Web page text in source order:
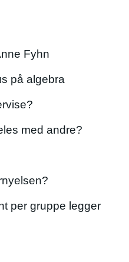
Fyhn
på algebra
med andre?
per gruppe legger